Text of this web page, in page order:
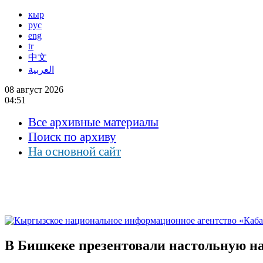
кыр
рус
eng
tr
中文
العربية
08 август 2026
04:51
Все архивные материалы
Поиск по архиву
На основной сайт
В Бишкеке презентовали настольную